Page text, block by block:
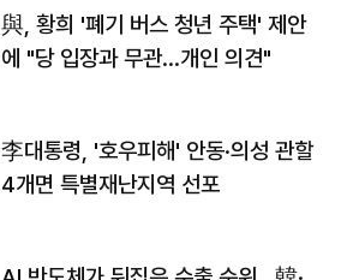
與, 황희 '폐기 버스 청년 주택' 제안
에 "당 입장과 무관…개인 의견"
李대통령, '호우피해' 안동·의성 관할
4개면 특별재난지역 선포